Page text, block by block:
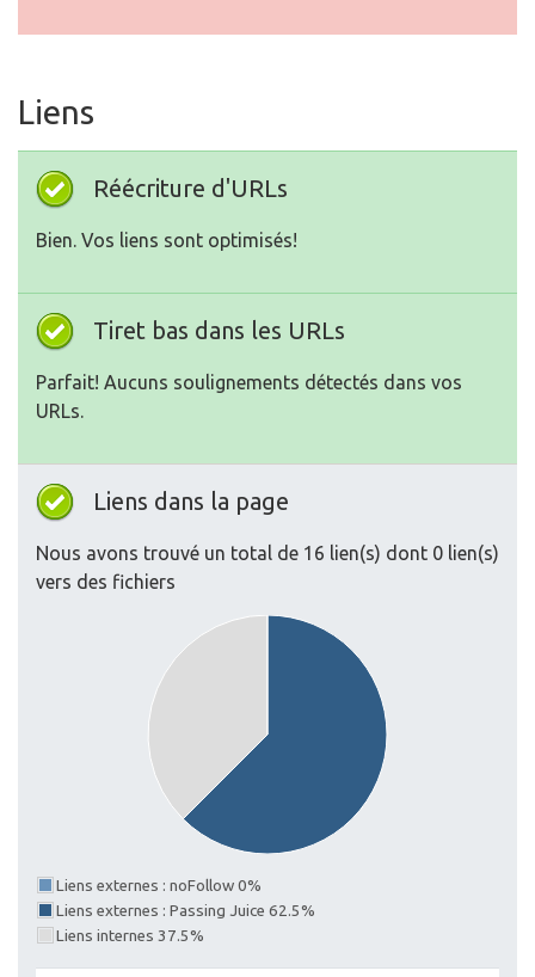
Liens
Réécriture d'URLs
Bien. Vos liens sont optimisés!
Tiret bas dans les URLs
Parfait! Aucuns soulignements détectés dans vos
URLs.
Liens dans la page
Nous avons trouvé un total de 16 lien(s) dont 0 lien(s)
vers des fichiers
Liens externes : noFollow 0%
Liens externes : Passing Juice 62.5%
Liens internes 37.5%